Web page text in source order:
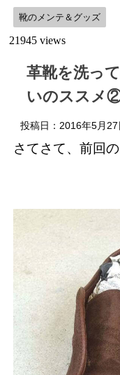
靴のメンテ＆グッズ
21945 views
革靴を洗っ
いのススメ
投稿日：2016年5月27
さてさて、前回